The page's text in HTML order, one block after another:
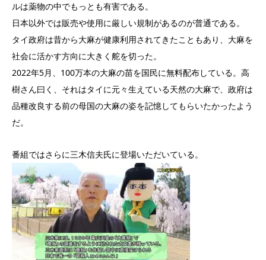
ルは薬物の中でもっとも有害である。
日本以外では販売や使用に厳しい規制があるのが普通である。
タイ政府は昔から大麻が健康利用されてきたこともあり、大麻を
社会に活かす方向に大きく舵を切った。
2022年5月、100万本の大麻の苗を国民に無料配布している。高
樹さん曰く、それはタイに元々生えている天然の大麻で、政府は
品種改良する前の母国の大麻の姿を記憶してもらいたかったよう
だ。
番組ではさらに三木信夫氏に登場いただいている。